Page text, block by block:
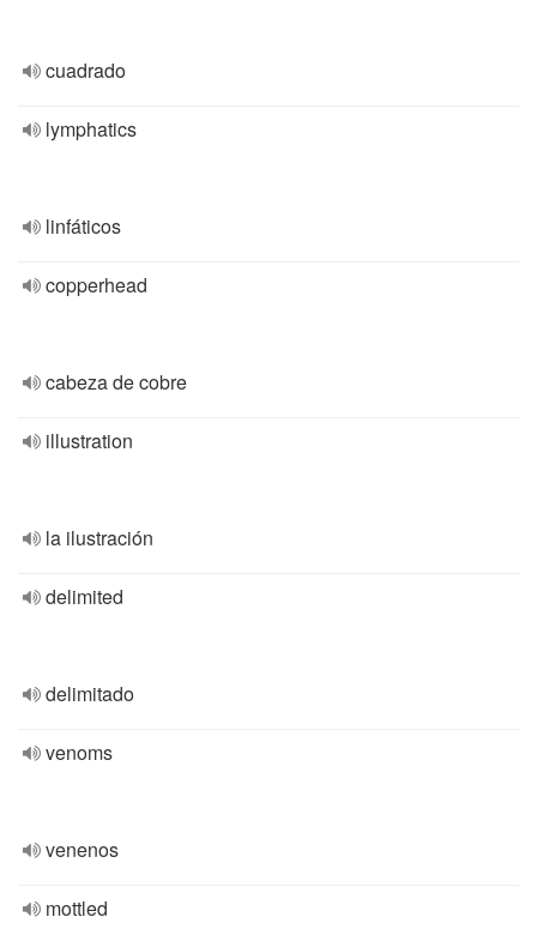
cuadrado
lymphatics
linfáticos
copperhead
cabeza de cobre
illustration
la ilustración
delimited
delimitado
venoms
venenos
mottled